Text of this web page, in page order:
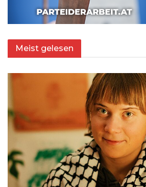
Meist gelesen